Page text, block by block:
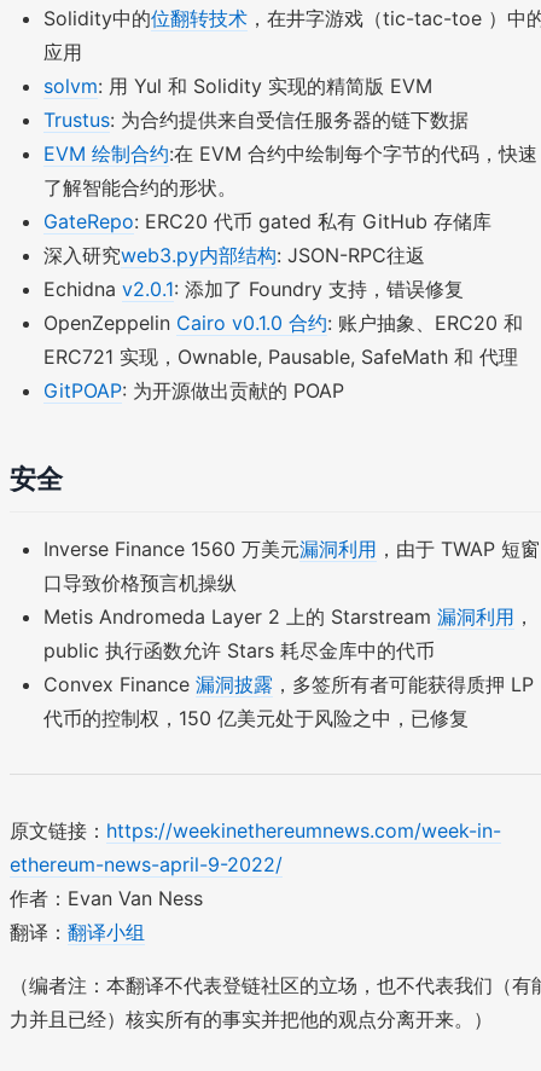
Solidity中的位翻转技术 ，在井字游戏（tic-tac-toe ）中
应用
solvm: 用 Yul 和 Solidity 实现的精简版 EVM
Trustus: 为合约提供来自受信任服务器的链下数据
EVM 绘制合约:在 EVM 合约中绘制每个字节的代码，快速
了解智能合约的形状。
GateRepo: ERC20 代币 gated 私有 GitHub 存储库
深入研究web3.py内部结构: JSON-RPC往返
Echidna v2.0.1: 添加了 Foundry 支持，错误修复
OpenZeppelin Cairo v0.1.0 合约: 账户抽象、ERC20 和
ERC721 实现，Ownable, Pausable, SafeMath 和 代理
GitPOAP: 为开源做出贡献的 POAP
安全
Inverse Finance 1560 万美元漏洞利用 ，由于 TWAP 短窗
口导致价格预言机操纵
Metis Andromeda Layer 2 上的 Starstream 漏洞利用 ，
public 执行函数允许 Stars 耗尽金库中的代币
Convex Finance 漏洞披露 ，多签所有者可能获得质押 LP
代币的控制权，150 亿美元处于风险之中，已修复
原文链接： https://weekinethereumnews.com/week-in-
ethereum-news-april-9-2022/
作者：Evan Van Ness
翻译： 翻译小组
（编者注：本翻译不代表登链社区的立场，也不代表我们（有
力并且已经）核实所有的事实并把他的观点分离开来。）